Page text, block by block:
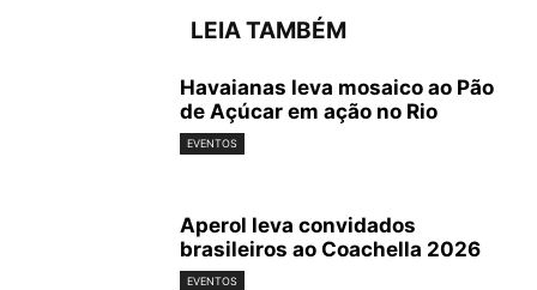
LEIA TAMBÉM
Havaianas leva mosaico ao Pão
de Açúcar em ação no Rio
EVENTOS
Aperol leva convidados
brasileiros ao Coachella 2026
EVENTOS